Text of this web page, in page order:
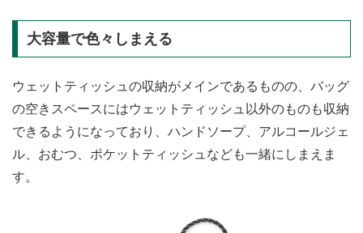
大容量で色々しまえる
ウェットティッシュの収納がメインであるものの、バッグ
の空きスペースにはウェットティッシュ以外のものも収納
できるようになっており、ハンドソープ、アルコールジェ
ル、おむつ、ポケットティッシュなども一緒にしまえま
す。